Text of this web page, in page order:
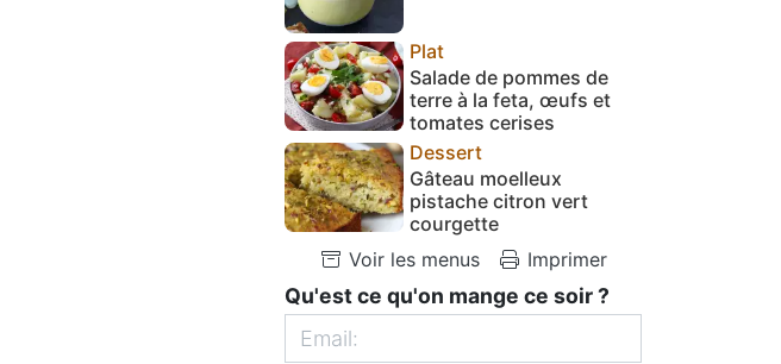
Plat
Salade de pommes de
terre à la feta, œufs et
tomates cerises
Dessert
Gâteau moelleux
pistache citron vert
courgette
Voir les menus
Imprimer
Qu'est ce qu'on mange ce soir ?